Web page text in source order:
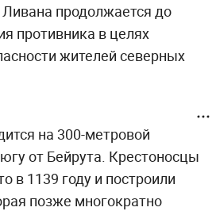
продолжается до
противника в целях
жителей северных
на 300-метровой
от Бейрута. Крестоносцы
в 1139 году и построили
позже многократно